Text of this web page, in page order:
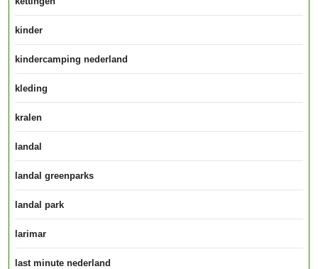
kinder
kindercamping nederland
kleding
kralen
landal
landal greenparks
landal park
larimar
last minute nederland